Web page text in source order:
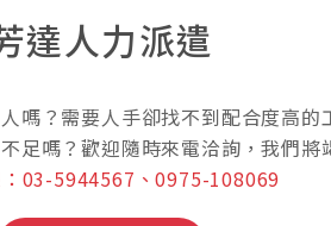
達人力派遣
嗎？需要人手卻找不到配合度高的
足嗎？歡迎隨時來電洽詢，我們將
03-5944567、0975-108069